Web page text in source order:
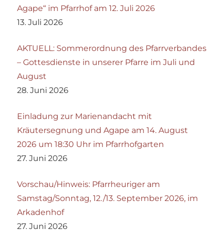
Agape“ im Pfarrhof am 12. Juli 2026
13. Juli 2026
AKTUELL: Sommerordnung des Pfarrverbandes
– Gottesdienste in unserer Pfarre im Juli und
August
28. Juni 2026
Einladung zur Marienandacht mit
Kräutersegnung und Agape am 14. August
2026 um 18:30 Uhr im Pfarrhofgarten
27. Juni 2026
Vorschau/Hinweis: Pfarrheuriger am
Samstag/Sonntag, 12./13. September 2026, im
Arkadenhof
27. Juni 2026